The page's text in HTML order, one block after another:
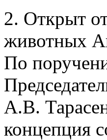
2. Открыт
животных
По
А.В.
концепция